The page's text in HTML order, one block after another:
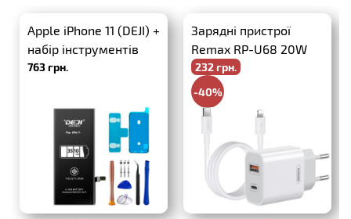
Apple iPhone 11 (DEJI) +
набір інструментів
763 грн.
Зарядні пристрої
Remax RP-U68 20W
PD+QC3.0 + USB-C-
Lightning
232 грн.
-40%
386 грн.